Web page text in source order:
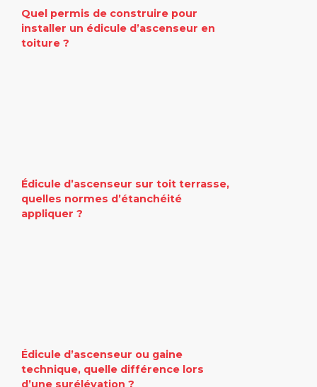
Quel permis de construire pour
installer un édicule d’ascenseur en
toiture ?
Édicule d’ascenseur sur toit terrasse,
quelles normes d’étanchéité
appliquer ?
Édicule d’ascenseur ou gaine
technique, quelle différence lors
d’une surélévation ?